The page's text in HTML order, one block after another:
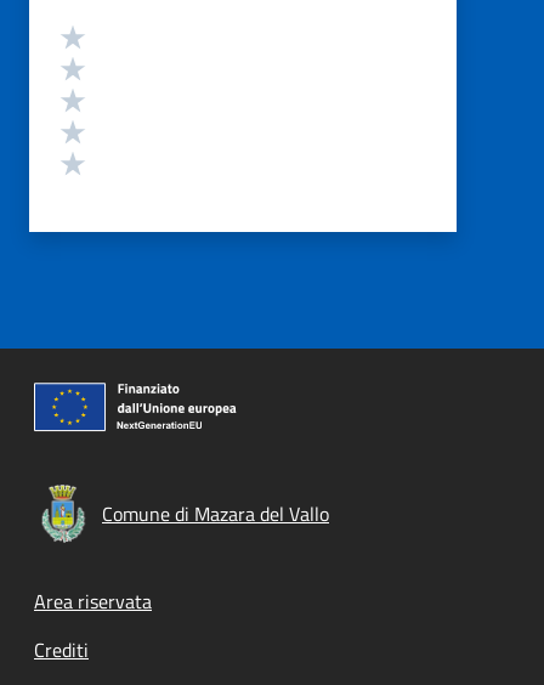
Valutazione
Comune di Mazara del Vallo
Footer menu
Area riservata
Crediti